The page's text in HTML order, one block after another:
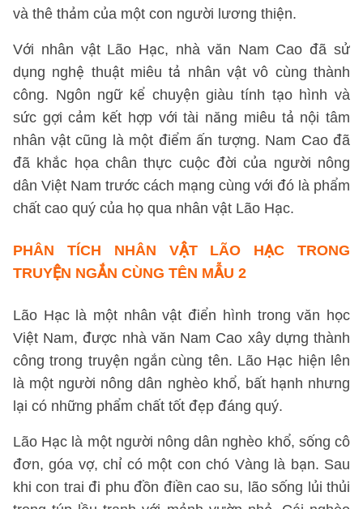
và thê thảm của một con người lương thiện.
Với nhân vật Lão Hạc, nhà văn Nam Cao đã sử
dụng nghệ thuật miêu tả nhân vật vô cùng thành
công. Ngôn ngữ kể chuyện giàu tính tạo hình và
sức gợi cảm kết hợp với tài năng miêu tả nội tâm
nhân vật cũng là một điểm ấn tượng. Nam Cao đã
đã khắc họa chân thực cuộc đời của người nông
dân Việt Nam trước cách mạng cùng với đó là phẩm
chất cao quý của họ qua nhân vật Lão Hạc.
PHÂN TÍCH NHÂN VẬT LÃO HẠC TRONG
TRUYỆN NGẮN CÙNG TÊN MẪU 2
Lão Hạc là một nhân vật điển hình trong văn học
Việt Nam, được nhà văn Nam Cao xây dựng thành
công trong truyện ngắn cùng tên. Lão Hạc hiện lên
là một người nông dân nghèo khổ, bất hạnh nhưng
lại có những phẩm chất tốt đẹp đáng quý.
Lão Hạc là một người nông dân nghèo khổ, sống cô
đơn, góa vợ, chỉ có một con chó Vàng là bạn. Sau
khi con trai đi phu đồn điền cao su, lão sống lủi thủi